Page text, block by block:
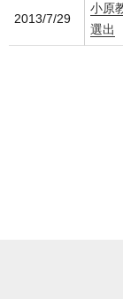
2013/7/29
小原
選出